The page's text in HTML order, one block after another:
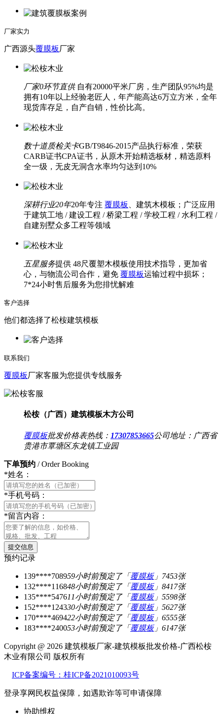
厂家实力
广西源头覆膜板厂家
厂家0环节直供 自有20000平米厂房，生产团队95%均是
拥有10年以上经验老匠人，年产能高达6万立方米，全年
现货库存足，自产自销，性价比高。
数十道质检关卡GB/T9846-2015产品执行标准，荣获
CARB证书CPA证书，从原木开始精选板材，精选原料
全一级，无皮无洞含水率均匀达到10%
深耕行业20年20年专注 覆膜板
、建筑木模板；广泛应用
于建筑工地 / 建设工程 / 桥梁工程 / 学校工程 / 水利工程 /
自建别墅众多工程等领域
五星服务提供 48尺覆塑木模板使用技术指导，更加省
心，与物流公司合作，避免 覆膜板运输过程中损坏；
7*24小时售后服务为您排忧解难
客户选择
他们都选择了松桉建筑模板
联系我们
覆膜板厂家客服为您提供专线服务
松桉（广西）建筑模板木方公司
覆膜板批发价格表热线： 17307853665公司地址： 广西省
贵港市覃塘区东龙镇工业园
下单预约 / Order Booking
*姓名：
*手机号码：
*留言内容：
预约记录
139****708959小时前预定了「 覆膜板」7453张
132****116848小时前预定了「 覆膜板」8417张
135****547611小时前预定了「 覆膜板」5598张
152****124330小时前预定了「 覆膜板」5627张
170****469422小时前预定了「 覆膜板」6555张
183****240053小时前预定了「 覆膜板」6147张
Copyright @ 2026 建筑模板厂家-建筑模板批发价格-广西松桉
木业有限公司 版权所有
ICP备案编号：桂ICP备2021010093号
登录享网民权益保障，如遇欺诈等可申请保障
协助维权